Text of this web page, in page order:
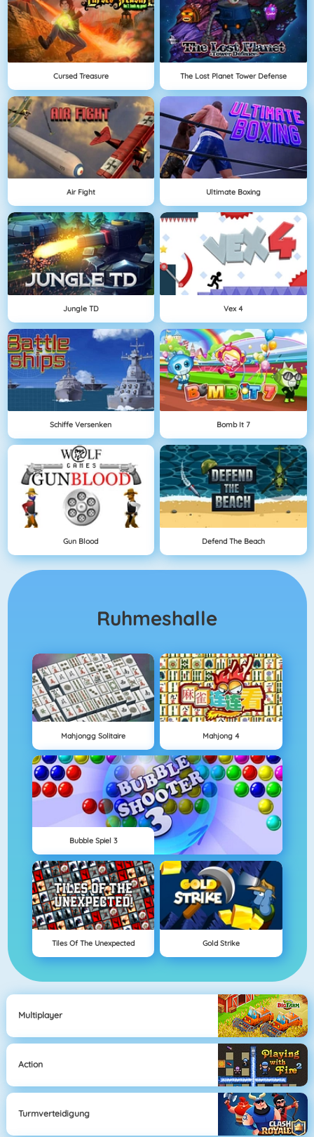
Cursed Treasure The Lost Planet Tower Defense
Air Fight Ultimate Boxing
Jungle TD Vex 4
Schiffe Versenken Bomb It 7
Gun Blood Defend The Beach
Ruhmeshalle
Mahjongg Solitaire Mahjong 4
Bubble Spiel 3
Tiles Of The Unexpected Gold Strike
Multiplayer
Action
Turmverteidigung